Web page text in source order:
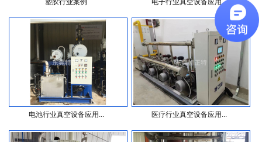
电池行业真空设备应用... 医疗行业真空设备应用...